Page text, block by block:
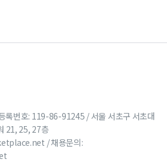
록번호: 119-86-91245 / 서울 서초구 서초대
21, 25, 27층
/ 채용문의: